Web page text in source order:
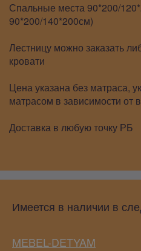
Спальные места 90*200/
90*200/140*200см)
Лестницу можно заказать
кровати
Цена указана без матраса,
матрасом в зависимости от
Доставка в любую точку РБ
Имеется в наличии в
MEBEL-DETYAM